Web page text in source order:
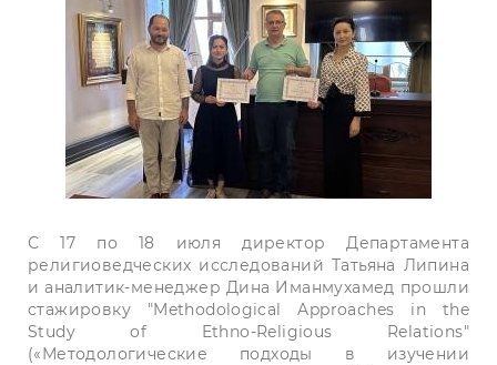
С 17 по 18 июля директор Департамента
религиоведческих исследований Татьяна Липина
и аналитик-менеджер Дина Иманмухамед прошли
стажировку "Methodological Approaches in the
Study of Ethno-Religious Relations"
(«Методологические подходы в изучении